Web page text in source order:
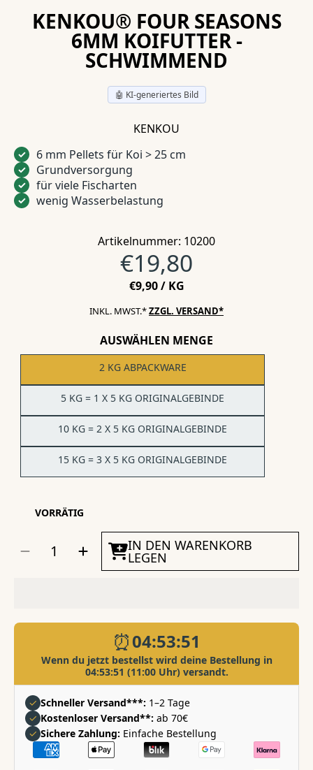
KENKOU® FOUR SEASONS
6MM KOIFUTTER -
SCHWIMMEND
🤖 KI-generiertes Bild
KENKOU
✓ 6 mm Pellets für Koi > 25 cm
✓ Grundversorgung
✓ für viele Fischarten
✓ wenig Wasserbelastung
Artikelnummer: 10200
Normalpreis
€19,80
€9,90 / PRO
KG
INKL. MWST.*ZZGL. VERSAND*
AUSWÄHLEN MENGE
2 KG ABPACKWARE
5 KG = 1 X 5 KG ORIGINALGEBINDE
10 KG = 2 X 5 KG ORIGINALGEBINDE
15 KG = 3 X 5 KG ORIGINALGEBINDE
VORRÄTIG
AUSWÄHLEN
Menge
KENKOU®
schwimmend
verringern
Menge
fürKENKOU®
Four
schwimmend
erhöhen
IN DEN WARENKORB
LEGEN
⏰04:53:50
Wenn du jetzt bestellst wird deine Bestellung in
04:53:50 (11:00 Uhr) versandt.
✓ Schneller Versand***: 1–2 Tage
✓ Kostenloser Versand**: ab 70€
✓ Sichere Zahlung: Einfache Bestellung
Zahlungsarten